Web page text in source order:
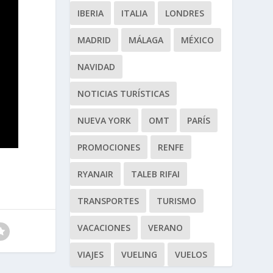
IBERIA ITALIA LONDRES
MADRID MÁLAGA MÉXICO
NAVIDAD
NOTICIAS TURÍSTICAS
NUEVA YORK OMT PARÍS
PROMOCIONES RENFE
RYANAIR TALEB RIFAI
TRANSPORTES TURISMO
VACACIONES VERANO
VIAJES VUELING VUELOS